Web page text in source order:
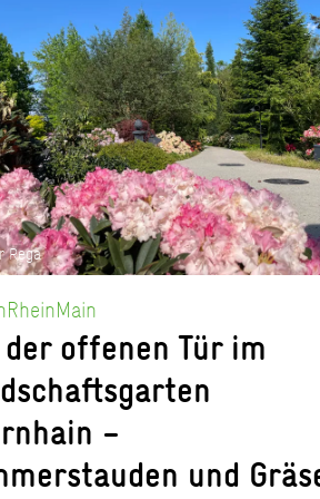
Rega
der offenen Tür im
–
und